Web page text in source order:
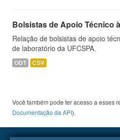
Bolsistas de Apoio Técnico
Relação de bolsistas de apoio
de laboratório da UFCSPA.
ODT CSV
Você também pode ter acesso a esses
Documentação da API).